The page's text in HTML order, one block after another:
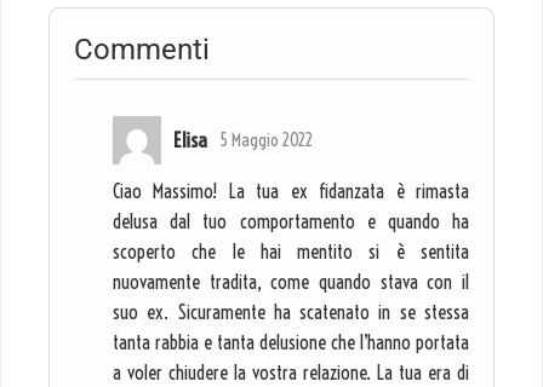
Commenti
Elisa 5 Maggio 2022
Ciao Massimo! La tua ex fidanzata è rimasta
delusa dal tuo comportamento e quando ha
scoperto che le hai mentito si è sentita
nuovamente tradita, come quando stava con il
suo ex. Sicuramente ha scatenato in se stessa
tanta rabbia e tanta delusione che l’hanno portata
a voler chiudere la vostra relazione. La tua era di